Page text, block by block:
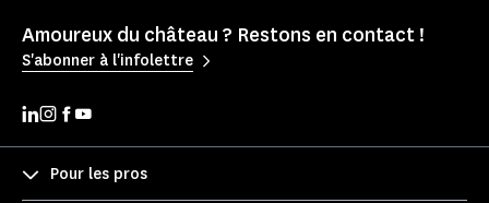
Amoureux du château ? Restons en contact !
S'abonner à l'infolettre
Pour les pros